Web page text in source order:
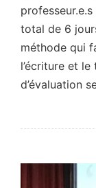
total de 6
méthode qui
l’écriture et
d’évaluation